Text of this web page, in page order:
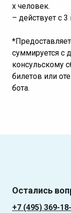
х человек.
– действует с
суммируется с
консульскому
билетов или
бота.
Остались
+7 (495) 369-